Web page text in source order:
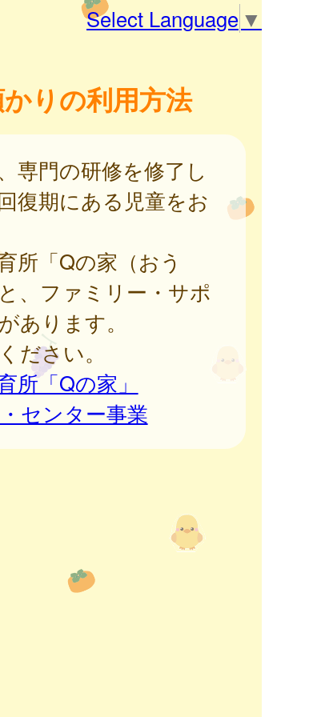
Select Language ▼
りの利用方法
専門の研修を修了し
復期にある児童をお
所「Qの家（おう
、ファミリー・サポ
あります。
ださい。
所「Qの家」
センター事業